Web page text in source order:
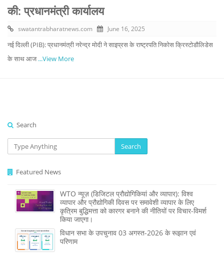
की: प्रधानमंत्री कार्यालय
swatantrabharatnews.com June 16, 2025
नई दिल्ली (PIB): प्रधानमंत्री नरेन्द्र मोदी ने साइप्रस के राष्ट्रपति निकोस क्रिस्टोडौलिडेस
के साथ आज...View More
Search
Search
Featured News
WTO न्यूज़ (डिजिटल प्रौद्योगिकियां और व्यापार): विश्व
व्यापार और प्रौद्योगिकी दिवस पर समावेशी व्यापार के लिए
कृत्रिम बुद्धिमत्ता को कारगर बनाने की नीतियों पर विचार-विमर्श
किया जाएगा।
विधान सभा के उपचुनाव 03 अगस्त-2026 के रूझान एवं
परिणाम